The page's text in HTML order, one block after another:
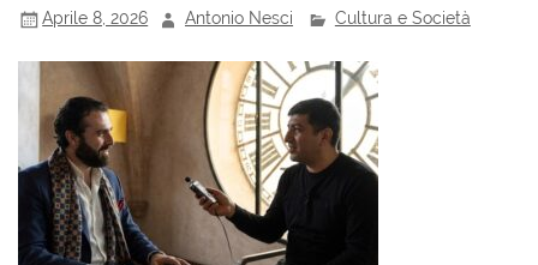
Aprile 8, 2026 Antonio Nesci Cultura e Società